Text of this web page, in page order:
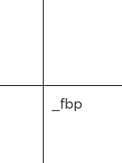
_fbp